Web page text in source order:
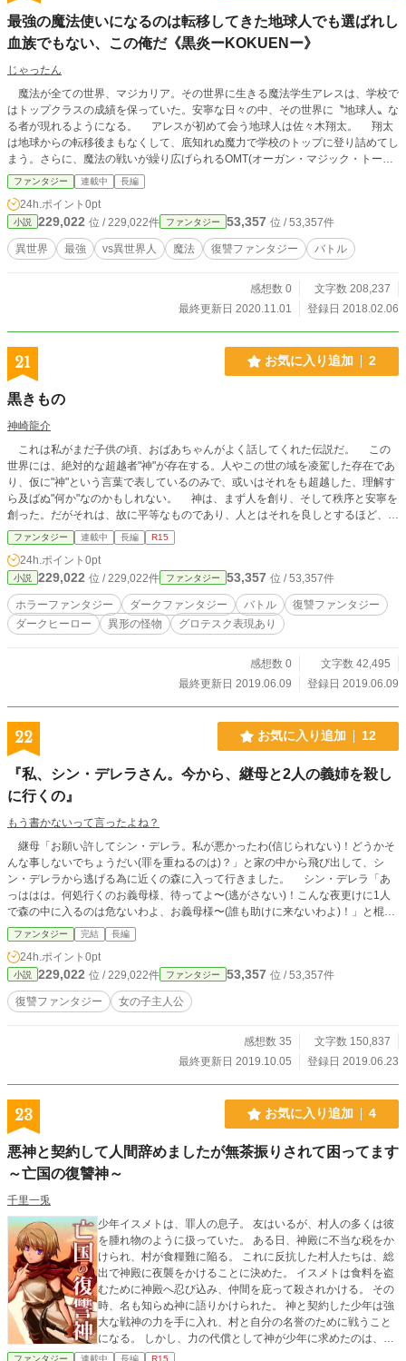
最強の魔法使いになるのは転移してきた地球人でも選ばれし
血族でもない、この俺だ《黒炎ーKOKUENー》
じゃったん
魔法が全ての世界、マジカリア。その世界に生きる魔法学生アレスは、学校で
はトップクラスの成績を保っていた。安寧な日々の中、その世界に〝地球人〟な
る者が現れるようになる。 アレスが初めて会う地球人は佐々木翔太。 翔太
は地球からの転移後まもなくして、底知れぬ魔力で学校のトップに登り詰めてし
まう。さらに、魔法の戦いが繰り広げられるOMT(オーガン・マジック・トーナ
メント)の出場のチャンスも彼の元に舞い込んでいった。 だがその際、ある事
件がキッカケで、彼はアレスの恨みをも買ってしまうことになる。 次々とマ
ジカリアの世界で活躍する翔太に、アレスは世界一の魔法使いになるという夢の
実現のためライバル心を燃やしていく。 しかしアレスが修行のために選んだ道
は、世界最大の謎に触れてしまう、最も危険な闇の世界へとつながってい
た……。 アレスの奮闘、地球人どうしの交わり、壮絶なファンタジーバトル、
が“佐々木翔太”という地球人を中心に物語が展開していきます。
ファンタジー 連載中 長編
24h.ポイント 0pt
小説 229,022 位 / 229,022件 ファンタジー 53,357 位 / 53,357件
異世界 最強 vs異世界人 魔法 復讐ファンタジー バトル
感想数 0
文字数 208,237
最終更新日 2020.11.01
登録日 2018.02.06
21 お気に入り追加 2
黒きもの
神崎龍介
これは私がまだ子供の頃、おばあちゃんがよく話してくれた伝説だ。 この
世界には、絶対的な超越者"神"が存在する。人やこの世の域を凌駕した存在であ
り、仮に"神"という言葉で表しているのみで、或いはそれをも超越した、理解す
ら及ばぬ"何か"なのかもしれない。 神は、まず人を創り、そして秩序と安寧を
創った。だがそれは、故に平等なものであり、人とはそれを良しとするほど、平
穏な心を持ち合わせてはいなかった。だからこそ人は醜き争いを生み、人も世界
をも傷つけ歪め、貶めた。すると、それを快く思わぬ神は憤慨した。神は、秩序
と安寧の他に、裁きを世界の理に組み込んだ。人々は神を恐れたという。その裁
きはあまりにも残酷すぎたからだ。そしてその裁きは、神の天秤により有無が決
定される。神は因果律をそう創ったのだ。こうして神の天秤により多くの者が裁
きを受け、残された善良な人々は平穏に暮らした。人と世界は、神の裁きによっ
て救済されたのだった。 だが、神に定められたその因果律は、果たして救済
は、曰く枷が解かれ、人でない何かに変貌するという。それは故に、神という絶
んだその何かを"黒きもの"と呼んだ。 夢のような異世界転生、数多くの可愛らし
いヒロイン、チート能力、無双展開など一切無し。 泥沼のようにどす黒く濁っ
た、情け容赦の無い暗黒世界。 そんな地獄の底の中に、救いに打ち捨てられた
二人がいた。 一人は、最愛の妹を穢し殺められ、血反吐を吐きながら復讐に燃
える騎士。 一人は、大切な者を失い、いまだ悲しみを引きずるか弱き少女。 こ
れはそんな二人の哀れで愚かな物語。 哀れなほど冷たくて、愚かなほど温かい
ファンタジー 連載中 長編 R15
24h.ポイント 0pt
小説 229,022 位 / 229,022件 ファンタジー 53,357 位 / 53,357件
ホラーファンタジー ダークファンタジー バトル
復讐ファンタジー
ダークヒーロー
異形の怪物 グロテスク表現あり
感想数 0
文字数 42,495
最終更新日 2019.06.09
登録日 2019.06.09
22 お気に入り追加 12
『私、シン・デレラさん。今から、継母と2人の義姉を殺し
に行くの』
もう書かないって言ったよね？
継母「お願い許してシン・デレラ。私が悪かったわ(信じられない)！どうかそ
んな事しないでちょうだい(罪を重ねるのは)？」と家の中から飛び出して、シ
ン・デレラから逃げる為に近くの森に入って行きました。 シン・デレラ「あ
っははは。何処行くのお義母様、待ってよ〜(逃がさない)！こんな夜更けに1人
で森の中に入るのは危ないわよ、お義母様〜(誰も助けに来ないわよ)！」と棍棒
を持って追いかけて行きました。 シン・デレラ「お義母様。私、今まで生き
てきて今日が1番楽しいの、これからお義母様の髪の毛を全部引き千切って、手
足の爪を剥ぎ取るの(ゾクゾクするわ)！最後にこの棍棒でお義母様の両手足を、
爪先から付け根まで粉々に砕いて行くの、楽しそうでしょう。お義母様(ウフ
フ)？」とゆっくりと棍棒を振り上げていきました。
ファンタジー 完結 長編
24h.ポイント 0pt
小説 229,022 位 / 229,022件 ファンタジー 53,357 位 / 53,357件
復讐ファンタジー 女の子主人公
感想数 35
文字数 150,837
最終更新日 2019.10.05
登録日 2019.06.23
23 お気に入り追加 4
悪神と契約して人間辞めましたが無茶振りされて困ってます
～亡国の復讐神～
千里一兎
少年イスメトは、罪人の息子。 友はいるが、村人の多くは彼
を腫れ物のように扱っていた。 ある日、神殿に不当な税をか
けられ、村が食糧難に陥る。 これに反抗した村人たちは、総
出で神殿に夜襲をかけることに決めた。 イスメトは食料を盗
むために神殿へ忍び込み、仲間を庇って殺されかける。 その
時、名も知らぬ神に語りかけられた。 神と契約した少年は強
大な戦神の力を手に入れ、村と自分の名誉のために戦うこと
になる。 しかし、力の代償として神が少年に求めたのは、こ
の王国を滅ぼすことで――！？ 心優しき少年が、荒ぶる砂漠